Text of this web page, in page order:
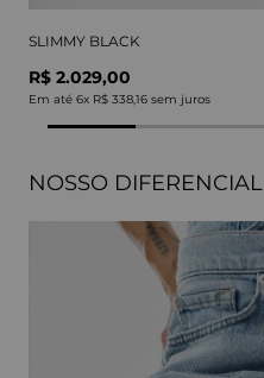
SLIMMY BLACK
R$ 2.029,00
Em até 6x R$ 338,16 sem juros
NOSSO DIFERENCIAL